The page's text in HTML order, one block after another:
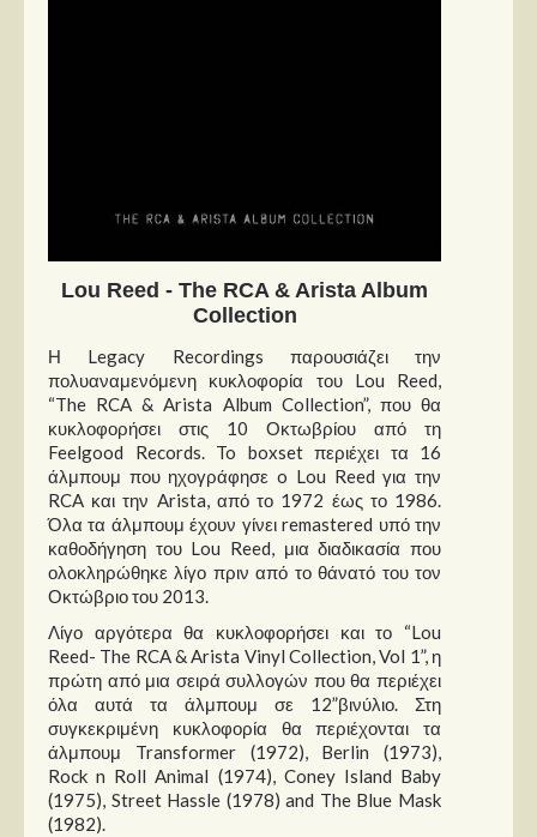
Lou Reed - The RCA & Arista Album
Collection
Η Legacy Recordings παρουσιάζει την
πολυαναμενόμενη κυκλοφορία του Lou Reed,
“The RCA & Arista Album Collection”, που θα
κυκλοφορήσει στις 10 Οκτωβρίου από τη
Feelgood Records. To boxset περιέχει τα 16
άλμπουμ που ηχογράφησε o Lou Reed για την
RCA και την Arista, από το 1972 έως το 1986.
Όλα τα άλμπουμ έχουν γίνει remastered υπό την
καθοδήγηση του Lou Reed, μια διαδικασία που
ολοκληρώθηκε λίγο πριν από το θάνατό του τον
Οκτώβριο του 2013.
Λίγο αργότερα θα κυκλοφορήσει και το “Lou
Reed- The RCA & Arista Vinyl Collection, Vol 1”, η
πρώτη από μια σειρά συλλογών που θα περιέχει
όλα αυτά τα άλμπουμ σε 12”βινύλιο. Στη
συγκεκριμένη κυκλοφορία θα περιέχονται τα
άλμπουμ Transformer (1972), Berlin (1973),
Rock n Roll Animal (1974), Coney Island Baby
(1975), Street Hassle (1978) and The Blue Mask
(1982).